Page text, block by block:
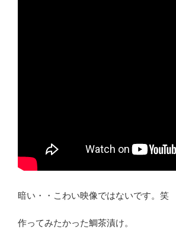
暗い・・こわい映像ではないです。笑
作ってみたかった鯛茶漬け。